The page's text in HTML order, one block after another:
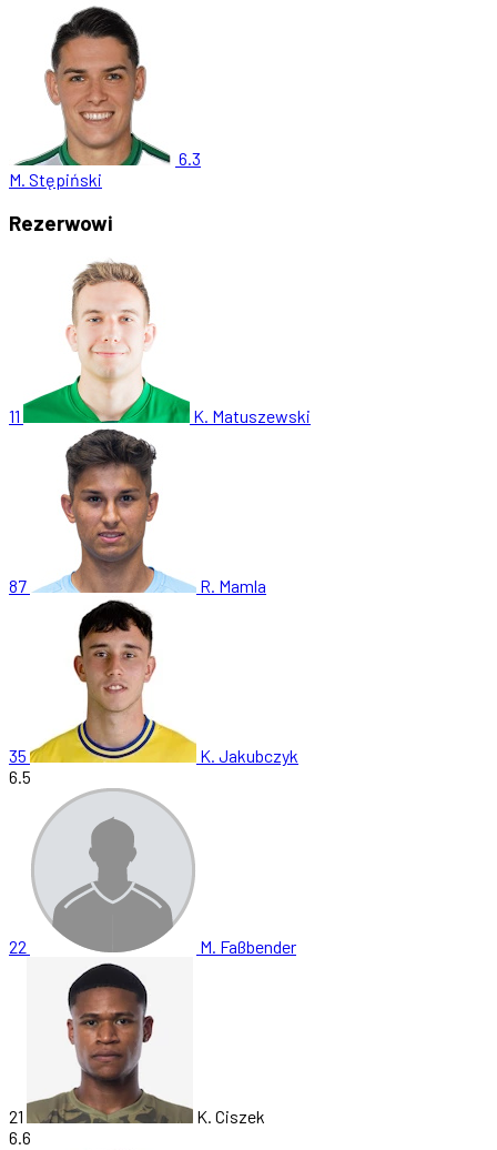
6.3
M. Stępiński
Rezerwowi
11 K. Matuszewski
87 R. Mamla
35
K. Jakubczyk
6.5
22 M. Faßbender
21
K. Ciszek
6.6